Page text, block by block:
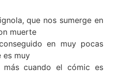
que nos sumerge en
muerte
en muy pocas
es muy
cuando el cómic es